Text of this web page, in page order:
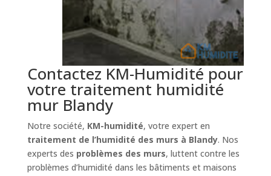
Contactez KM-Humidité pour
votre traitement humidité
mur Blandy
Notre société, KM-humidité, votre expert en
traitement de l’humidité des murs à Blandy. Nos
experts des problèmes des murs, luttent contre les
problèmes d’humidité dans les bâtiments et maisons